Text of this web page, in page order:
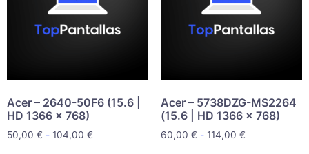
Acer – 2640-50F6 (15.6 |
HD 1366 x 768)
50,00 € - 104,00 €
Acer – 5738DZG-MS2264
(15.6 | HD 1366 x 768)
60,00 € - 114,00 €